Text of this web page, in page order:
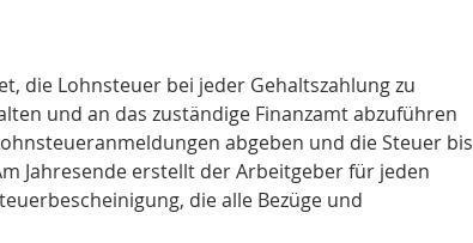
die Lohnsteuer bei jeder Gehaltszahlung zu
und an das zuständige Finanzamt abzuführen
abgeben und die Steuer bis
Jahresende erstellt der Arbeitgeber für jeden
die alle Bezüge und